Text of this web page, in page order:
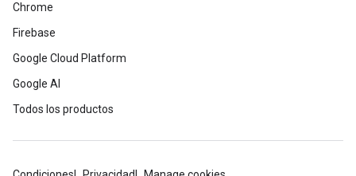
Chrome
Firebase
Google Cloud Platform
Google AI
Todos los productos